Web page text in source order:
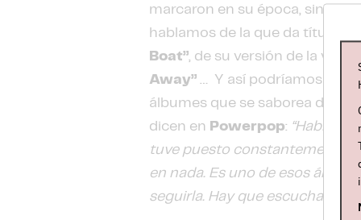
marcaron en su época, sino
hablamos de la que da título al
Boat”, de su versión de la
Away” … Y así podríamos
álbumes que se saborea de
dicen en Powerpop: “Había
tuve puesto constantemente y
en nada. Es uno de esos
seguirla. Hay que escucharlo